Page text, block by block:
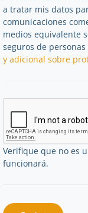
a tratar mis datos
comunicaciones
medios equivalente
seguros de
y adicional sobre
Verifique que no es
funcionará.